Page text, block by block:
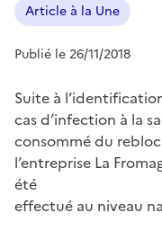
Article à la Une
Publié le 26/11/2018
Suite à
cas d’infection à la
consommé du
l’entreprise La
été
effectué au niveau